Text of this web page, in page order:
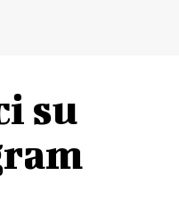
su